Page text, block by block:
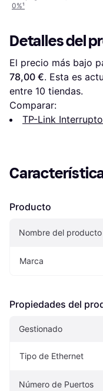
0%¹
Detalles del
El precio más bajo
78,00 €. Esta es
entre 10 tiendas.
Comparar:
TP-Link
Producto
Nombre del producto
Marca
Propiedades del
Gestionado
Tipo de Ethernet
Número de Puertos